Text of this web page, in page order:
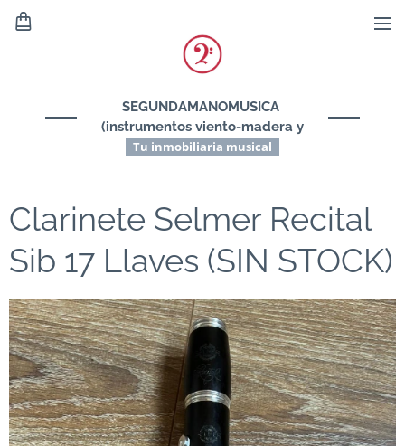
SEGUNDAMANOMUSICA
(instrumentos viento-madera y
viento-metal)
Tu inmobiliaria musical
Clarinete Selmer Recital
Sib 17 Llaves (SIN STOCK)